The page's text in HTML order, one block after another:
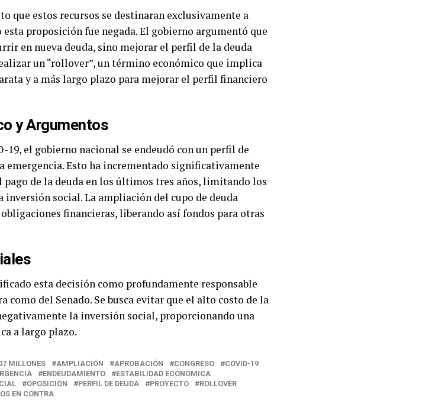
que estos recursos se destinaran exclusivamente a
proposición fue negada. El gobierno argumentó que
en nueva deuda, sino mejorar el perfil de la deuda
un “rollover”, un término económico que implica
y a más largo plazo para mejorar el perfil financiero
y Argumentos
19, el gobierno nacional se endeudó con un perfil de
emergencia. Esto ha incrementado significativamente
pago de la deuda en los últimos tres años, limitando los
inversión social. La ampliación del cupo de deuda
financieras, liberando así fondos para otras
esta decisión como profundamente responsable
como del Senado. Se busca evitar que el alto costo de la
la inversión social, proporcionando una
a largo plazo.
MILLONES AMPLIACIÓN APROBACIÓN CONGRESO
COVID-19
ENDEUDAMIENTO
ESTABILIDAD ECONÓMICA
OPOSICIÓN PERFIL DE DEUDA PROYECTO
ROLLOVER
EN CONTRA